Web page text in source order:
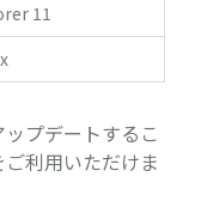
11
プデートするこ
利用いただけま